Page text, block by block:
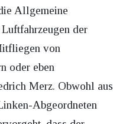
Allgemeine
der
von
oder eben
Merz. Obwohl aus
Abgeordneten